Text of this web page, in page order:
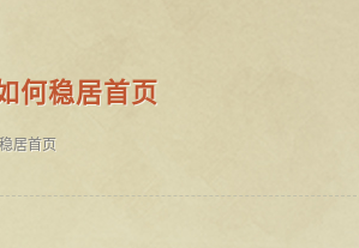
何稳居首页
居首页